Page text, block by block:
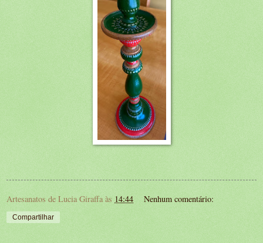
Artesanatos de Lucia Giraffa às 14:44 Nenhum comentário:
Compartilhar